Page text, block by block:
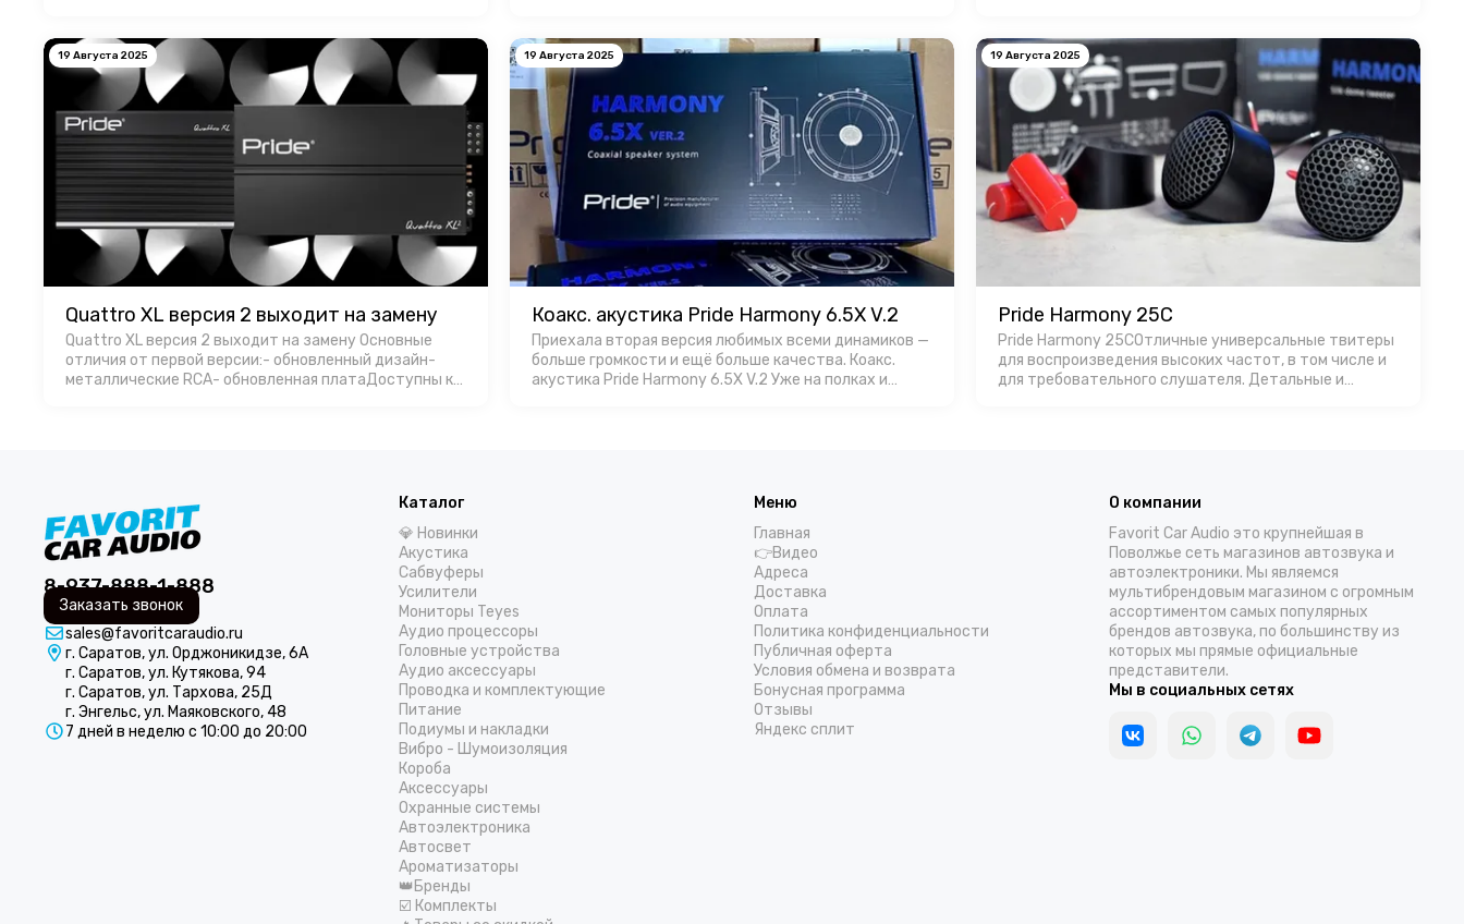
19 Августа 2025
Quattro XL версия 2 выходит на замену
Quattro XL версия 2 выходит на замену Основные
отличия от первой версии:- обновленный дизайн-
металлические RCA- обновленная платаДоступны к
19 Августа 2025
Коакс. акустика Pride Harmony 6.5X V.2
Приехала вторая версия любимых всеми динамиков —
больше громкости и ещё больше качества. Коакс.
акустика Pride Harmony 6.5X V.2 Уже на полках и
19 Августа 2025
Pride Harmony 25C
Pride Harmony 25CОтличные универсальные твитеры
для воспроизведения высоких частот, в том числе и
для требовательного слушателя. Детальные и
8-937-888-1-888
Заказать звонок
sales@favoritcaraudio.ru
г. Саратов, ул. Орджоникидзе, 6А
г. Саратов, ул. Кутякова, 94
г. Саратов, ул. Тархова, 25Д
г. Энгельс, ул. Маяковского, 48
7 дней в неделю с 10:00 до 20:00
Каталог
💎 Новинки
Акустика
Сабвуферы
Усилители
Мониторы Teyes
Аудио процессоры
Головные устройства
Аудио аксессуары
Проводка и комплектующие
Питание
Подиумы и накладки
Вибро - Шумоизоляция
Короба
Аксессуары
Охранные системы
Автоэлектроника
Автосвет
Ароматизаторы
👑Бренды
☑️ Комплекты
Меню
Главная
👉Видео
Адреса
Доставка
Оплата
Политика конфиденциальности
Публичная оферта
Условия обмена и возврата
Бонусная программа
Отзывы
Яндекс сплит
О компании
Favorit Car Audio это крупнейшая в
Поволжье сеть магазинов автозвука и
автоэлектроники. Мы являемся
мультибрендовым магазином с огромным
ассортиментом самых популярных
брендов автозвука, по большинству из
которых мы прямые официальные
представители.
Мы в социальных сетях